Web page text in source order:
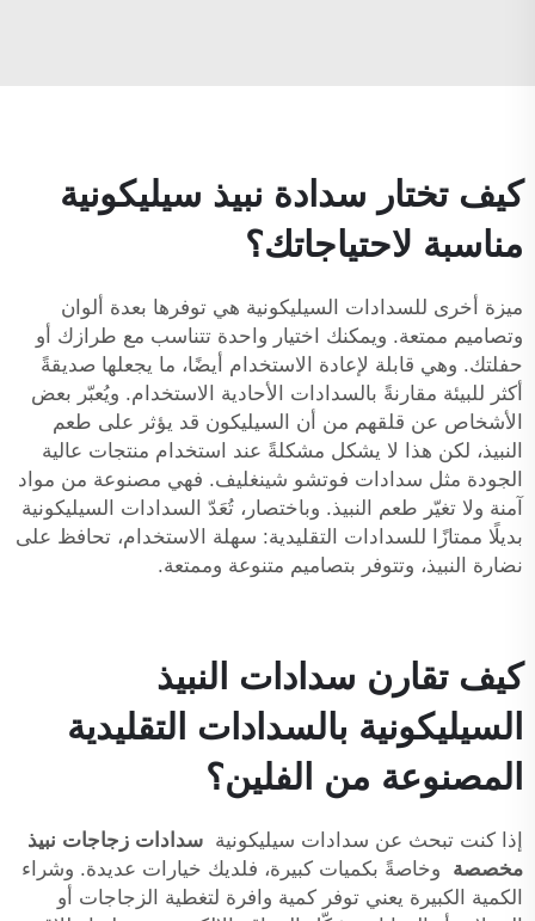
كيف تختار سدادة نبيذ سيليكونية
مناسبة لاحتياجاتك؟
ميزة أخرى للسدادات السيليكونية هي توفرها بعدة ألوان
وتصاميم ممتعة. ويمكنك اختيار واحدة تتناسب مع طرازك أو
حفلتك. وهي قابلة لإعادة الاستخدام أيضًا، ما يجعلها صديقةً
أكثر للبيئة مقارنةً بالسدادات الأحادية الاستخدام. ويُعبّر بعض
الأشخاص عن قلقهم من أن السيليكون قد يؤثر على طعم
النبيذ، لكن هذا لا يشكل مشكلةً عند استخدام منتجات عالية
الجودة مثل سدادات فوتشو شينغليف. فهي مصنوعة من مواد
آمنة ولا تغيّر طعم النبيذ. وباختصار، تُعَدّ السدادات السيليكونية
بديلًا ممتازًا للسدادات التقليدية: سهلة الاستخدام، تحافظ على
نضارة النبيذ، وتتوفر بتصاميم متنوعة وممتعة.
كيف تقارن سدادات النبيذ
السيليكونية بالسدادات التقليدية
المصنوعة من الفلين؟
إذا كنت تبحث عن سدادات سيليكونية سدادات زجاجات نبيذ
مخصصة
وخاصةً بكميات كبيرة، فلديك خيارات عديدة. وشراء
الكمية الكبيرة يعني توفر كمية وافرة لتغطية الزجاجات أو